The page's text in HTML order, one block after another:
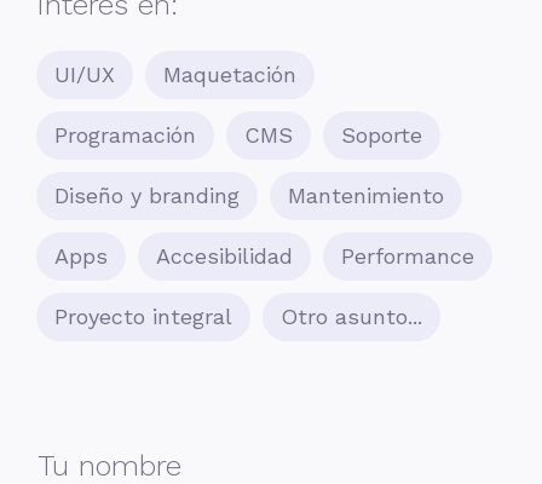
UI/UX Maquetación
Programación CMS Soporte
Diseño y branding Mantenimiento
Apps Accesibilidad Performance
Proyecto integral Otro asunto...
Tu nombre